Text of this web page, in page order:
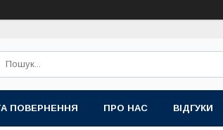
ПОВЕРНЕННЯ ПРО НАС ВІДГУКИ